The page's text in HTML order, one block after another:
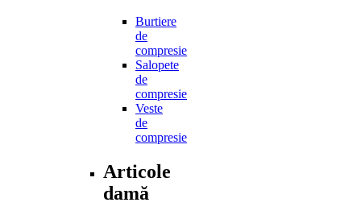
Burtiere
de
compresie
Salopete
de
compresie
Veste
de
compresie
Articole
damă